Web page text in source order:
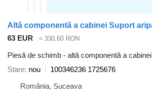
63 EUR ≈ 330,60 RON
Piesă de schimb - altă componentă a cabinei
Stare nou
100346236 1725676
România, Suceava